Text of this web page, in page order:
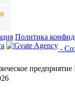
Политика
-